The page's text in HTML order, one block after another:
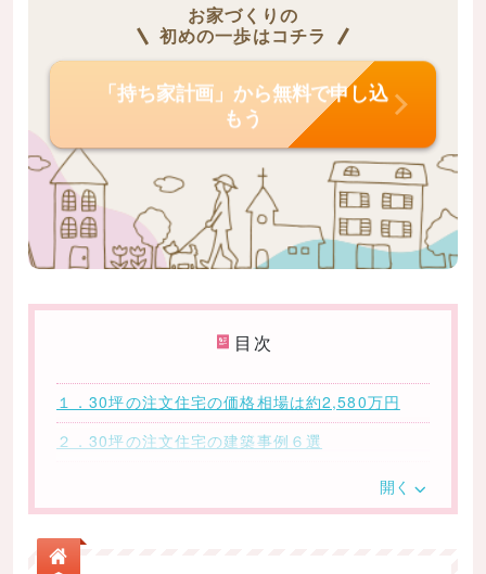
お家づくりの
初めの一歩はコチラ
「持ち家計画」から無料で申し込
もう
目次
１．30坪の注文住宅の価格相場は約2,580万円
２．30坪の注文住宅の建築事例６選
2-2.約27坪1,281万円の注文住宅
2-3.約29坪1,580万円の注文住宅
開く